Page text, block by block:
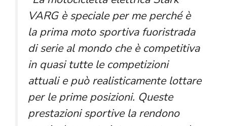
VARG è speciale per me perché è
la prima moto sportiva fuoristrada
di serie al mondo che è competitiva
in quasi tutte le competizioni
attuali e può realisticamente lottare
per le prime posizioni. Queste
prestazioni sportive la rendono